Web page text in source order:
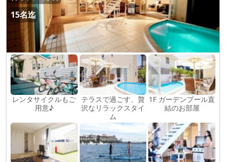
15名迄
レンタサイクルもご
用意♪
テラスで過ごす、贅
沢なリラックスタイ
ム
1F ガーデンプール直
結のお部屋